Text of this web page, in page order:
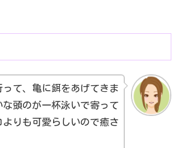
て、亀に餌をあげてきま
頭のが一杯泳いで寄って
よりも可愛らしいので癒さ